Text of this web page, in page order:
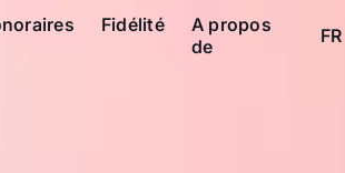
Fidélité
A propos
de
FR